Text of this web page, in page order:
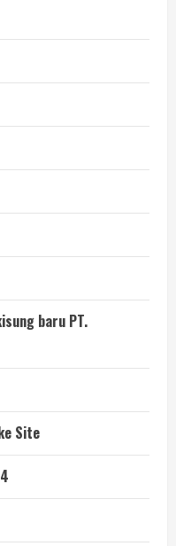
baru PT.
Site